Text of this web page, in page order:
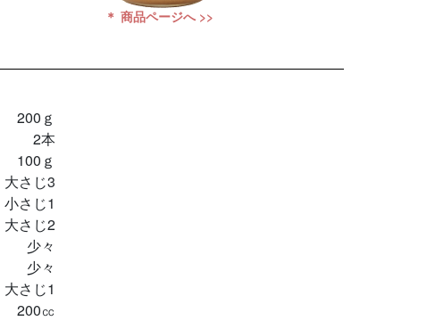
＊ 商品ページへ >>
200ｇ
2本
100ｇ
大さじ3
小さじ1
大さじ2
少々
少々
大さじ1
200㏄